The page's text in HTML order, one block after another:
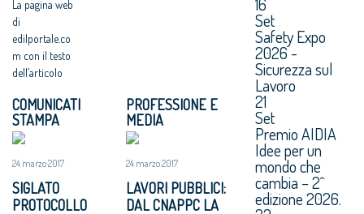
La pagina web
di
edilportale.co
m con il testo
dell’articolo
COMUNICATI
STAMPA
24 marzo 2017
SIGLATO
PROTOCOLLO
PROFESSIONE E
MEDIA
24 marzo 2017
LAVORI PUBBLICI:
DAL CNAPPC LA
Set
Safety Expo
2026 -
Sicurezza sul
Lavoro
21
Set
Premio AIDIA
Idee per un
mondo che
cambia – 2^
edizione 2026.